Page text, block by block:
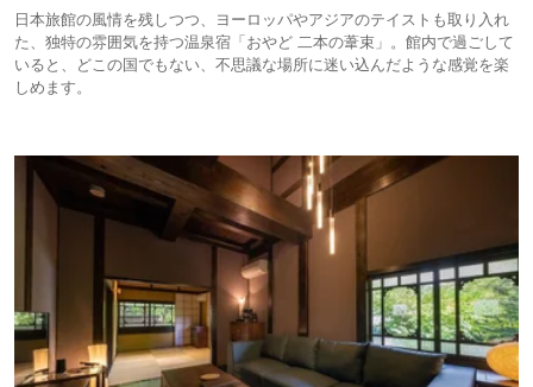
日本旅館の風情を残しつつ、ヨーロッパやアジアのテイストも取り入れ
た、独特の雰囲気を持つ温泉宿「おやど 二本の葦束」。館内で過ごして
いると、どこの国でもない、不思議な場所に迷い込んだような感覚を楽
しめます。